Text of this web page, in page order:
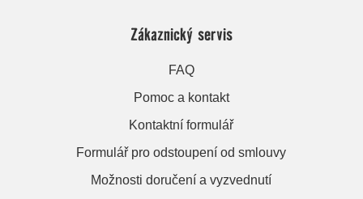
Zákaznický servis
FAQ
Pomoc a kontakt
Kontaktní formulář
Formulář pro odstoupení od smlouvy
Možnosti doručení a vyzvednutí